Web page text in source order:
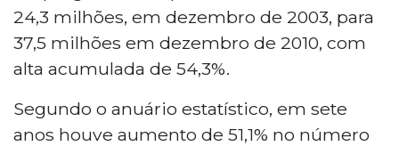
24,3 milhões, em dezembro de 2003, para
37,5 milhões em dezembro de 2010, com
alta acumulada de 54,3%.
Segundo o anuário estatístico, em sete
anos houve aumento de 51,1% no número